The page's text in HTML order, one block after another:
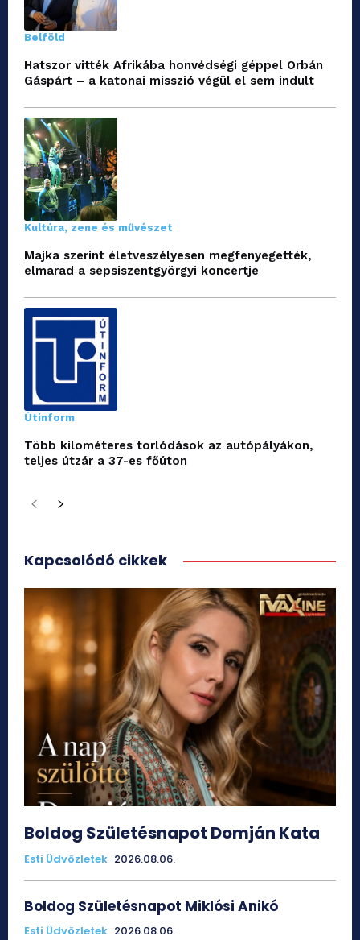
Belföld
Hatszor vitték Afrikába honvédségi géppel Orbán
Gáspárt – a katonai misszió végül el sem indult
Kultúra, zene és művészet
Majka szerint életveszélyesen megfenyegették,
elmarad a sepsiszentgyörgyi koncertje
Útinform
Több kilométeres torlódások az autópályákon,
teljes útzár a 37-es főúton
Kapcsolódó cikkek
Boldog Születésnapot Domján Kata
Esti Üdvözletek 2026.08.06.
Boldog Születésnapot Miklósi Anikó
Esti Üdvözletek 2026.08.06.